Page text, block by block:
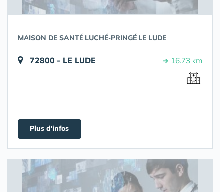
MAISON DE SANTÉ LUCHÉ-PRINGÉ LE LUDE
72800 - LE LUDE ➔ 16.73 km
Plus d'infos